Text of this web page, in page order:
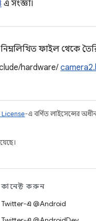
এ সংজ্ঞা।
ফাইল থেকে
hardware/
-এ বর্ণিত লাইসেন্সের
কানেক্ট করুন
Twitter-এ @Android